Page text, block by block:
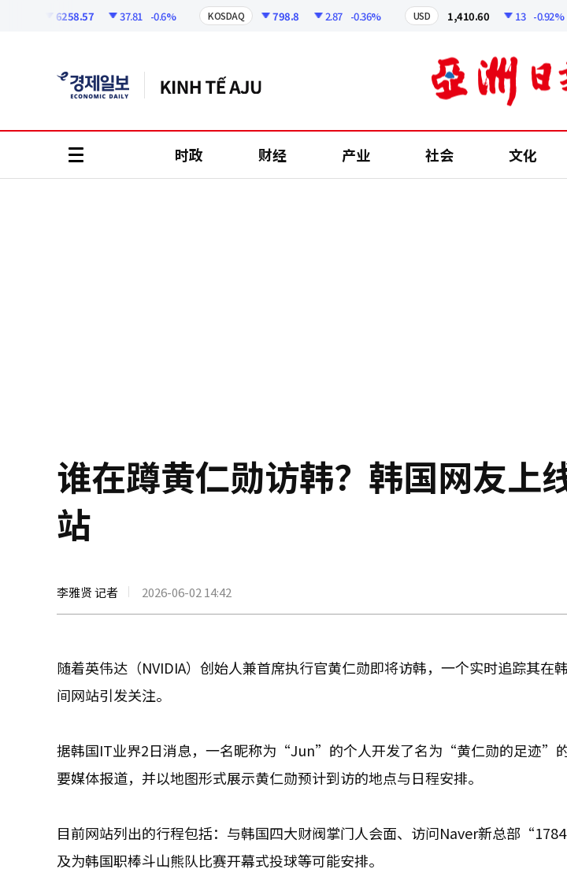
6258.57 37.81 -0.6% KOSDAQ 798.8 2.87 -0.36% USD 1,410.60 13 -0.92%
时政 财经 产业 社会 文化
谁在蹲黄仁勋访韩？韩国网友上
站
李雅贤 记者 2026-06-02 14:42
随着英伟达（NVIDIA）创始人兼首席执行官黄仁勋即将访韩，一个实时追踪其在
间网站引发关注。
据韩国IT业界2日消息，一名昵称为“Jun”的个人开发了名为“黄仁勋的足迹”
要媒体报道，并以地图形式展示黄仁勋预计到访的地点与日程安排。
目前网站列出的行程包括：与韩国四大财阀掌门人会面、访问Naver新总部
及为韩国职棒斗山熊队比赛开幕式投球等可能安排。